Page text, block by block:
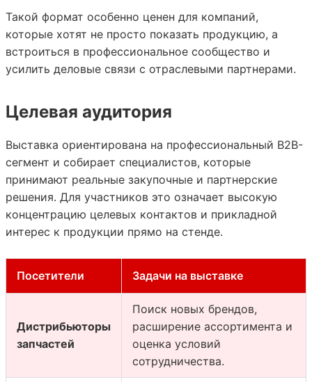
Такой формат особенно ценен для компаний,
которые хотят не просто показать продукцию, а
встроиться в профессиональное сообщество и
усилить деловые связи с отраслевыми партнерами.
Целевая аудитория
Выставка ориентирована на профессиональный B2B-
сегмент и собирает специалистов, которые
принимают реальные закупочные и партнерские
решения. Для участников это означает высокую
концентрацию целевых контактов и прикладной
интерес к продукции прямо на стенде.
Посетители Задачи на выставке
Дистрибьюторы
запчастей
Поиск новых брендов,
расширение ассортимента и
оценка условий
сотрудничества.